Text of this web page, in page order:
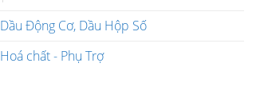
Dầu Động Cơ, Dầu Hộp Số
Hoá chất - Phụ Trợ